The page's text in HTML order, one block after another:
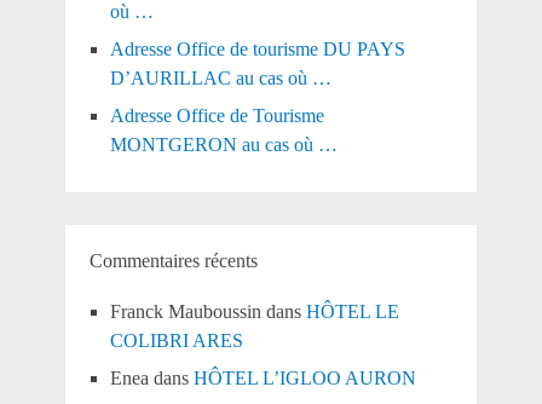
où …
Adresse Office de tourisme DU PAYS
D’AURILLAC au cas où …
Adresse Office de Tourisme
MONTGERON au cas où …
Commentaires récents
Franck Mauboussin dans HÔTEL LE
COLIBRI ARES
Enea dans HÔTEL L’IGLOO AURON